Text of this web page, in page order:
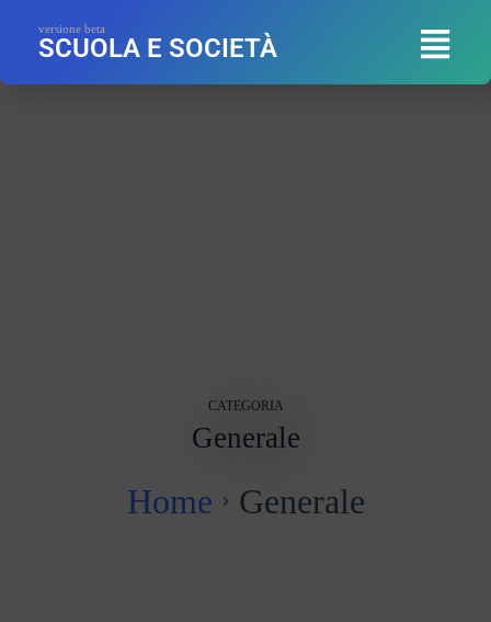
versione beta
SCUOLA E SOCIETÀ
CATEGORIA
Generale
Home Generale